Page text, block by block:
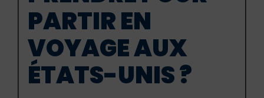
PARTIR EN
VOYAGE AUX
ÉTATS-UNIS ?